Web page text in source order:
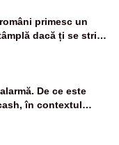
primesc un
dacă ți se strică
De ce este
în contextul